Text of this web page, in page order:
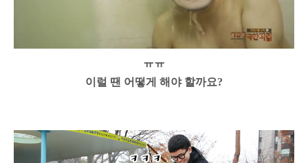
ㅠㅠ
이럴 땐 어떻게 해야 할까요?